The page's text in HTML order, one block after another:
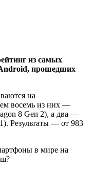
из самых
прошедших
на
восемь из них —
8 Gen 2), а два —
Результаты — от 983